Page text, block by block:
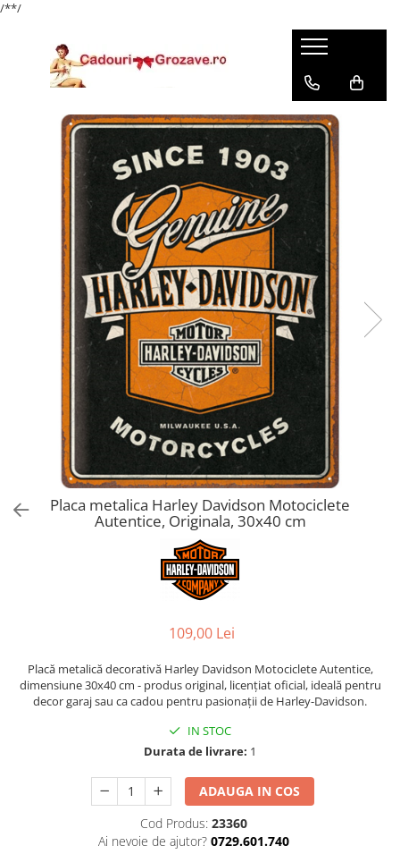
/**/
Placa metalica Harley Davidson Motociclete
Autentice, Originala, 30x40 cm
109,00 Lei
Placă metalică decorativă Harley Davidson Motociclete Autentice,
dimensiune 30x40 cm - produs original, licențiat oficial, ideală pentru
decor garaj sau ca cadou pentru pasionații de Harley-Davidson.
IN STOC
Durata de livrare: 1
ADAUGA IN COS
Cod Produs: 23360
Ai nevoie de ajutor? 0729.601.740